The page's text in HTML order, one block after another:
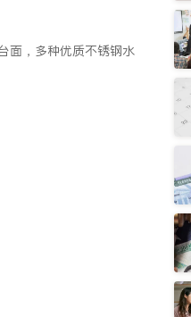
面，多种优质不锈钢水